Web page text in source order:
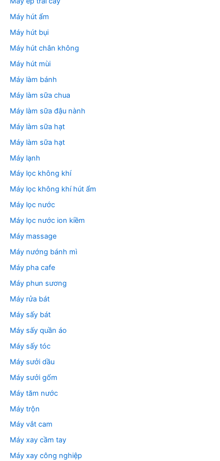
Máy hút ẩm
Máy hút bụi
Máy hút chân không
Máy hút mùi
Máy làm bánh
Máy làm sữa chua
Máy làm sữa đậu nành
Máy làm sữa hạt
Máy làm sữa hạt
Máy lạnh
Máy lọc không khí
Máy lọc không khí hút ẩm
Máy lọc nước
Máy lọc nước ion kiềm
Máy massage
Máy nướng bánh mì
Máy pha cafe
Máy phun sương
Máy rửa bát
Máy sấy bát
Máy sấy quần áo
Máy sấy tóc
Máy sưởi dầu
Máy sưởi gốm
Máy tăm nước
Máy trộn
Máy vắt cam
Máy xay cầm tay
Máy xay công nghiệp